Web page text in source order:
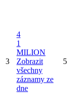
3
4
1
MILION
Zobrazit
všechny
záznamy ze
dne
5